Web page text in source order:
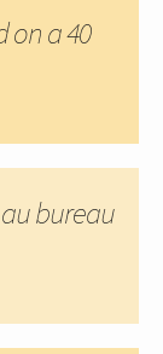
on a 40
bureau